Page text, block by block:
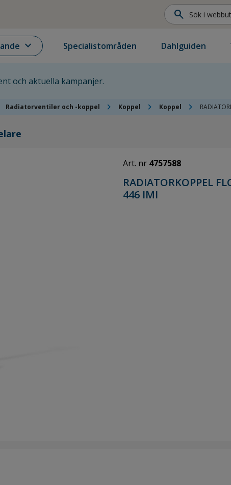
search
expand_more Specialistområden Dahlguiden
och aktuella kampanjer.
Radiatorventiler och -koppel chevron_right Koppel chevron_right Koppel chevron_right
Art. nr 4757588
RADIATORKOPPEL
446 IMI